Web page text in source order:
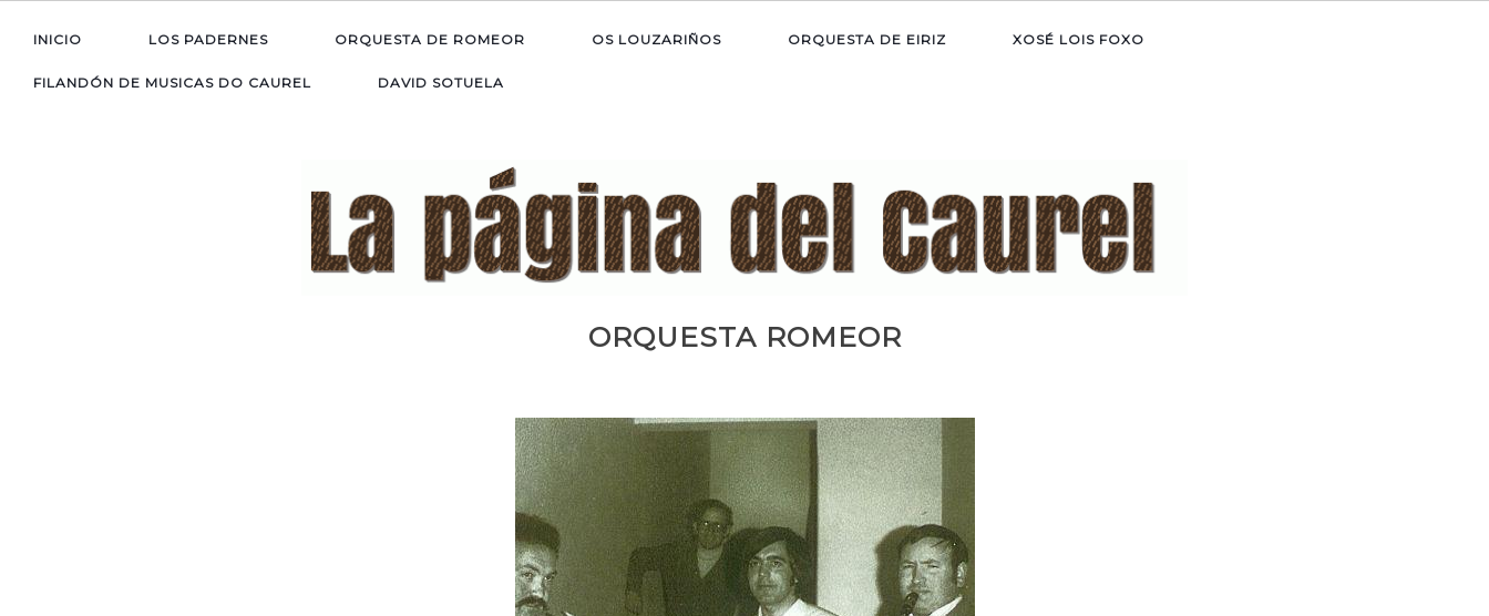
INICIO LOS PADERNES ORQUESTA DE ROMEOR OS LOUZARIÑOS ORQUESTA DE EIRIZ XOSÉ LOIS FOXO
FILANDÓN DE MUSICAS DO CAUREL DAVID SOTUELA
ORQUESTA ROMEOR